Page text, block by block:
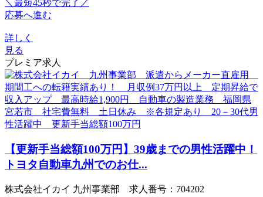
＼最短45秒で完了／
応募へ進む
詳しく
見る
プレミア求人
【更新手当総額100万円】39歳までの男性活躍中！
トヨタ自動車九州でのお仕...
株式会社イカイ 九州事業部 求人番号：704202